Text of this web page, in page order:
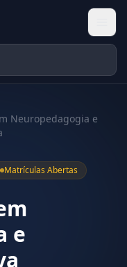
Neuropedagogia e
Matrículas Abertas
e